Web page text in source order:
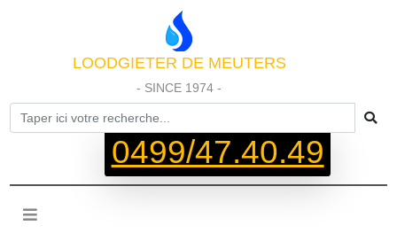
LOODGIETER DE MEUTERS
- SINCE 1974 -
0499/47.40.49